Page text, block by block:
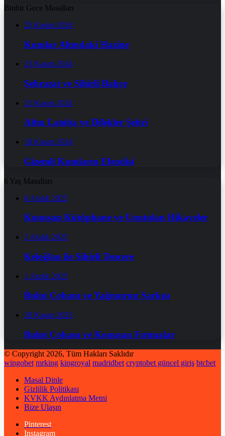
Binbir Gece Masalları
25 Kasım 2024
Kumlar Altındaki Hazine
23 Kasım 2024
Şehrazat ve Sihirli Bahçe
21 Kasım 2024
Altın Lamba ve Dilekler Şehri
18 Kasım 2024
Gizemli Kumların Efendisi
6 Yaş Masalları
6 Aralık 2025
Konuşan Kütüphane ve Unutulan Hikayeler
2 Aralık 2025
Keloğlan ile Sihirli Tencere
1 Aralık 2025
Bulut Çobanı ve Yağmurun Şarkısı
28 Kasım 2025
Bulut Çobanı ve Konuşan Fırtınalar
© Copyright 2026, Tüm Hakları Saklıdır
wingobet mrking kingroyal madridbet cryptobet güncel giriş btcbet
Masal Dinle
Gizlilik Politikası
KVKK Aydınlatma Metni
Bize Ulaşın
Pinterest
Instagram